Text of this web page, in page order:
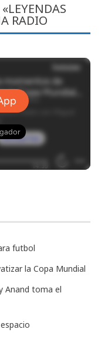
RADIO
futbol
la Copa Mundial
Anand toma el